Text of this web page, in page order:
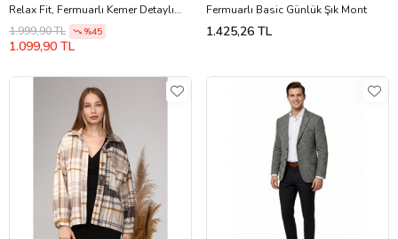
Relax Fit, Fermuarlı Kemer Detaylı
Günlük Kadın Ceket
1.999,90 TL %45
1.099,90 TL
Fermuarlı Basic Günlük Şık Mont
1.425,26 TL